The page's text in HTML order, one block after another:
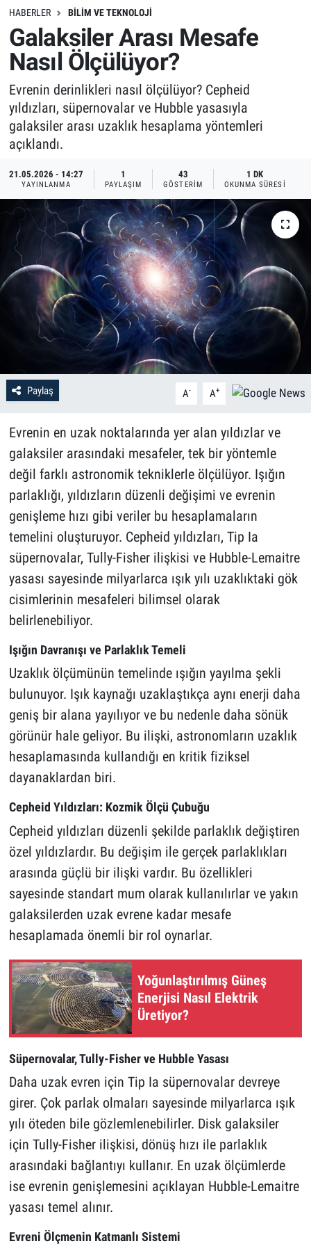
HABERLER BILIM VE TEKNOLOJI
Galaksiler Arası Mesafe
Nasıl Ölçülüyor?
Evrenin derinlikleri nasıl ölçülüyor? Cepheid
yıldızları, süpernovalar ve Hubble yasasıyla
galaksiler arası uzaklık hesaplama yöntemleri
açıklandı.
21.05.2026 - 14:27
YAYINLANMA
1
PAYLAŞIM
43
GÖSTERIM
1 DK
OKUNMA SÜRESI
Paylaş A- A+
Evrenin en uzak noktalarında yer alan yıldızlar ve
galaksiler arasındaki mesafeler, tek bir yöntemle
değil farklı astronomik tekniklerle ölçülüyor. Işığın
parlaklığı, yıldızların düzenli değişimi ve evrenin
genişleme hızı gibi veriler bu hesaplamaların
temelini oluşturuyor. Cepheid yıldızları, Tip Ia
süpernovalar, Tully-Fisher ilişkisi ve Hubble-Lemaitre
yasası sayesinde milyarlarca ışık yılı uzaklıktaki gök
cisimlerinin mesafeleri bilimsel olarak
belirlenebiliyor.
Işığın Davranışı ve Parlaklık Temeli
Uzaklık ölçümünün temelinde ışığın yayılma şekli
bulunuyor. Işık kaynağı uzaklaştıkça aynı enerji daha
geniş bir alana yayılıyor ve bu nedenle daha sönük
görünür hale geliyor. Bu ilişki, astronomların uzaklık
hesaplamasında kullandığı en kritik fiziksel
dayanaklardan biri.
Cepheid Yıldızları: Kozmik Ölçü Çubuğu
Cepheid yıldızları düzenli şekilde parlaklık değiştiren
özel yıldızlardır. Bu değişim ile gerçek parlaklıkları
arasında güçlü bir ilişki vardır. Bu özellikleri
sayesinde standart mum olarak kullanılırlar ve yakın
galaksilerden uzak evrene kadar mesafe
hesaplamada önemli bir rol oynarlar.
Yoğunlaştırılmış Güneş
Enerjisi Nasıl Elektrik
Üretiyor?
Süpernovalar, Tully-Fisher ve Hubble Yasası
Daha uzak evren için Tip Ia süpernovalar devreye
girer. Çok parlak olmaları sayesinde milyarlarca ışık
yılı öteden bile gözlemlenebilirler. Disk galaksiler
için Tully-Fisher ilişkisi, dönüş hızı ile parlaklık
arasındaki bağlantıyı kullanır. En uzak ölçümlerde
ise evrenin genişlemesini açıklayan Hubble-Lemaitre
yasası temel alınır.
Evreni Ölçmenin Katmanlı Sistemi